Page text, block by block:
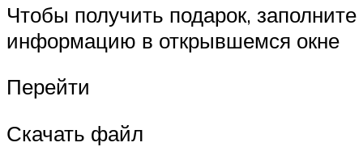
Чтобы получить подарок, заполните
информацию в открывшемся окне
Перейти
Скачать файл